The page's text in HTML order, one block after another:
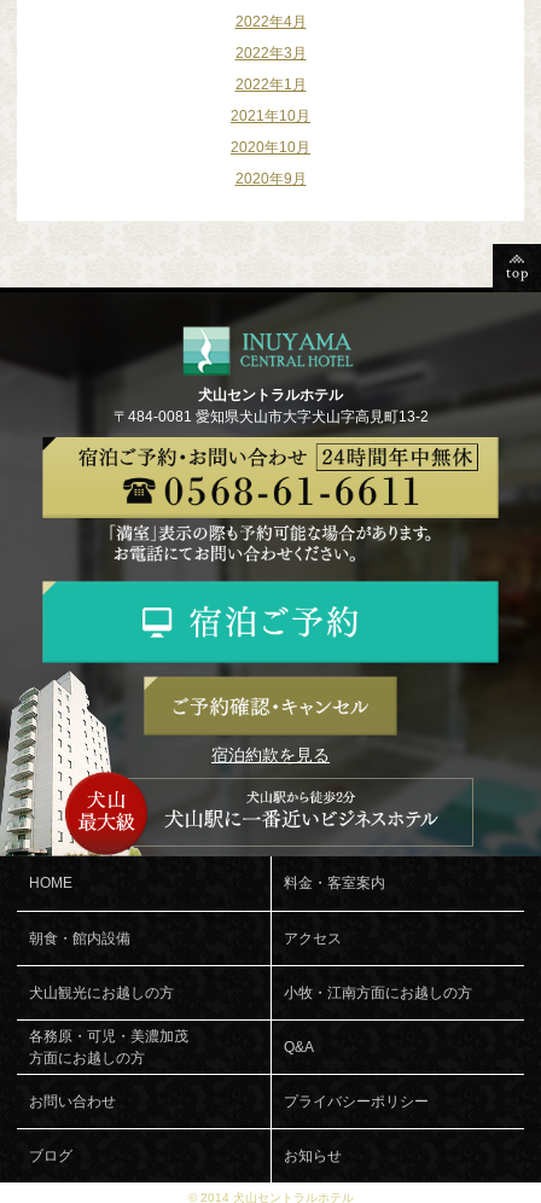
2022年4月
2022年3月
2022年1月
2021年10月
2020年10月
2020年9月
犬山セントラルホテル
〒484-0081 愛知県犬山市大字犬山字高見町13-2
宿泊約款を見る
HOME 料金・客室案内
朝食・館内設備 アクセス
犬山観光にお越しの方 小牧・江南方面にお越しの方
各務原・可児・美濃加茂
方面にお越しの方
Q&A
お問い合わせ プライバシーポリシー
ブログ お知らせ
© 2014 犬山セントラルホテル